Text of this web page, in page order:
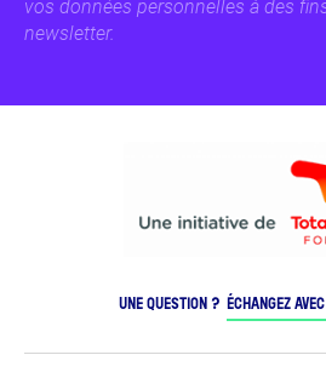
vos données personnelles à des
newsletter.
UNE QUESTION ? ÉCHANGEZ